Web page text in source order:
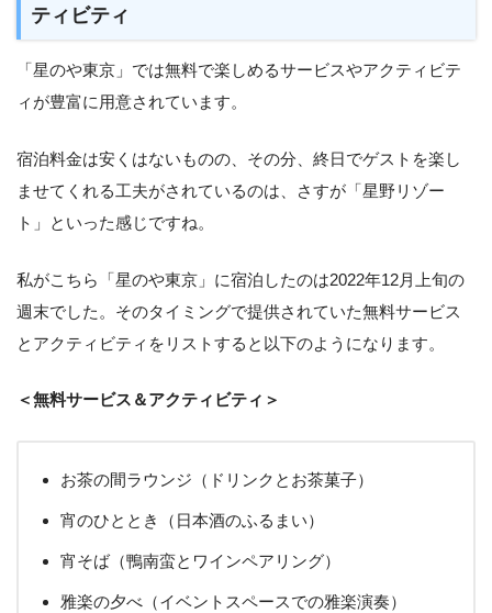
ティビティ
「星のや東京」では無料で楽しめるサービスやアクティビテ
ィが豊富に用意されています。
宿泊料金は安くはないものの、その分、終日でゲストを楽し
ませてくれる工夫がされているのは、さすが「星野リゾー
ト」といった感じですね。
私がこちら「星のや東京」に宿泊したのは2022年12月上旬の
週末でした。そのタイミングで提供されていた無料サービス
とアクティビティをリストすると以下のようになります。
＜無料サービス＆アクティビティ＞
お茶の間ラウンジ（ドリンクとお茶菓子）
宵のひととき（日本酒のふるまい）
宵そば（鴨南蛮とワインペアリング）
雅楽の夕べ（イベントスペースでの雅楽演奏）